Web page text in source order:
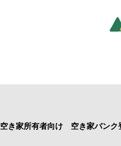
空き家所有者向け 空き家バン